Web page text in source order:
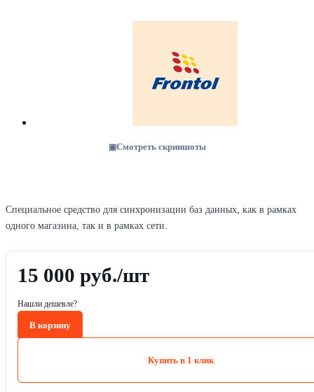
Смотреть скриншоты
Специальное средство для синхронизации баз данных, как в рамках
одного магазина, так и в рамках сети.
15 000 руб./шт
Нашли дешевле?
В корзину
Купить в 1 клик